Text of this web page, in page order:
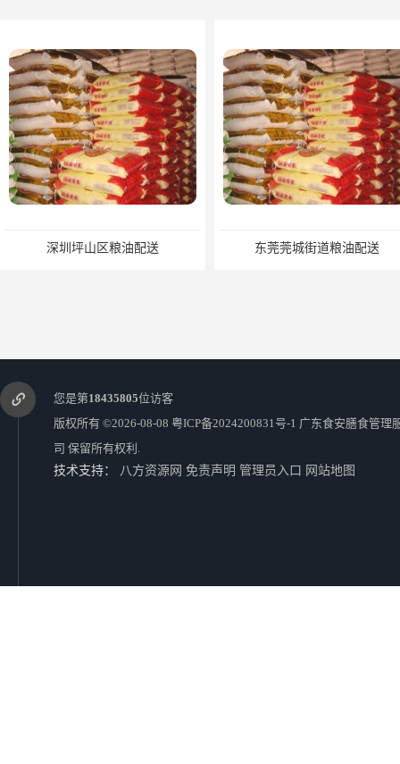
深圳坪山区粮油配送 东莞莞城街道粮油配送
您是第18435805位访客
版权所有 ©2026-08-08 粤ICP备2024200831号-1 广东食安膳食管理
司 保留所有权利.
技术支持： 八方资源网 免责声明 管理员入口 网站地图